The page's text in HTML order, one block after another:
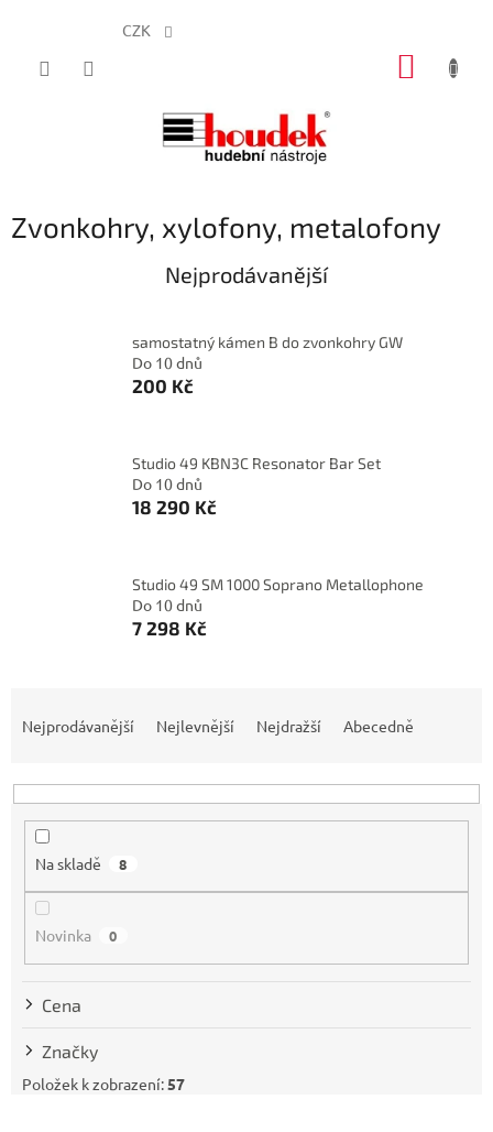
CZK
Zvonkohry, xylofony, metalofony
Nejprodávanější
samostatný kámen B do zvonkohry GW
Do 10 dnů
200 Kč
Studio 49 KBN3C Resonator Bar Set
Do 10 dnů
18 290 Kč
Studio 49 SM 1000 Soprano Metallophone
Do 10 dnů
7 298 Kč
n
Nejprodávanější Nejlevnější Nejdražší Abecedně
Na skladě 8
Novinka 0
Cena
Značky
Položek k zobrazení: 57